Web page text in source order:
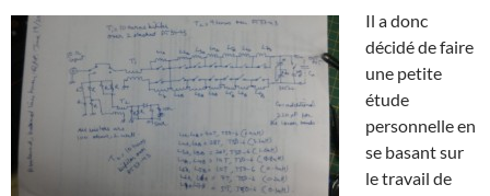
Il a donc
décidé de faire
une petite
étude
personnelle en
se basant sur
le travail de